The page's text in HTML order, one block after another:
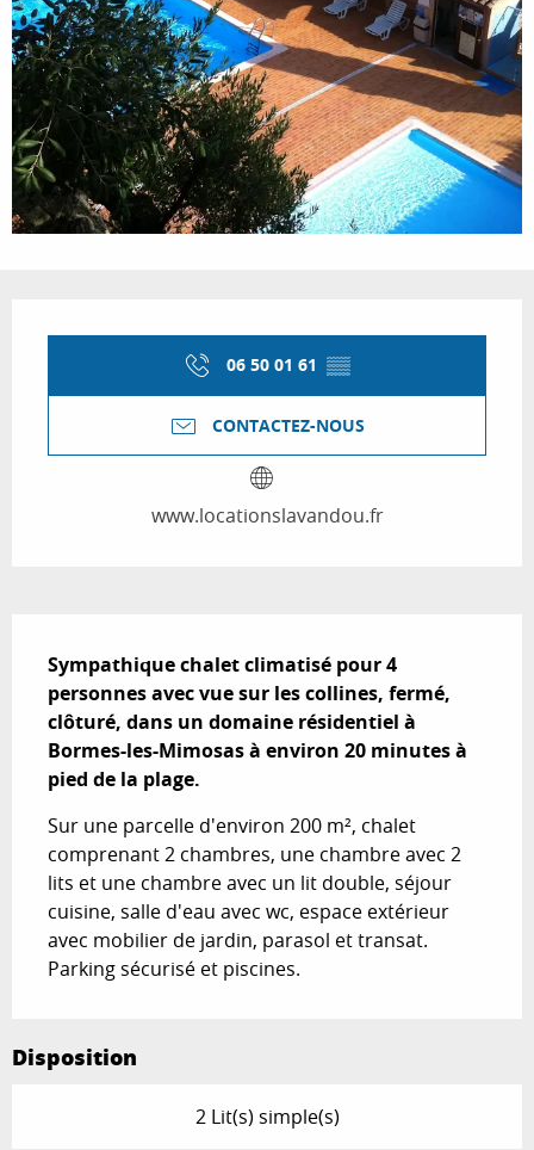
06 50 01 61 ▒▒
CONTACTEZ-NOUS
www.locationslavandou.fr
Sympathique chalet climatisé pour 4
personnes avec vue sur les collines, fermé,
clôturé, dans un domaine résidentiel à
Bormes-les-Mimosas à environ 20 minutes à
pied de la plage.
Sur une parcelle d'environ 200 m², chalet
comprenant 2 chambres, une chambre avec 2
lits et une chambre avec un lit double, séjour
cuisine, salle d'eau avec wc, espace extérieur
avec mobilier de jardin, parasol et transat.
Parking sécurisé et piscines.
Disposition
2 Lit(s) simple(s)